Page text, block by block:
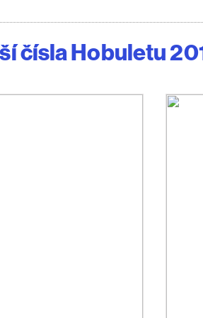
čísla Hobuletu